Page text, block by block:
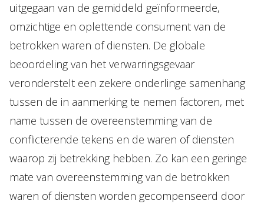
uitgegaan van de gemiddeld geïnformeerde,
omzichtige en oplettende consument van de
betrokken waren of diensten. De globale
beoordeling van het verwarringsgevaar
veronderstelt een zekere onderlinge samenhang
tussen de in aanmerking te nemen factoren, met
name tussen de overeenstemming van de
conflicterende tekens en de waren of diensten
waarop zij betrekking hebben. Zo kan een geringe
mate van overeenstemming van de betrokken
waren of diensten worden gecompenseerd door